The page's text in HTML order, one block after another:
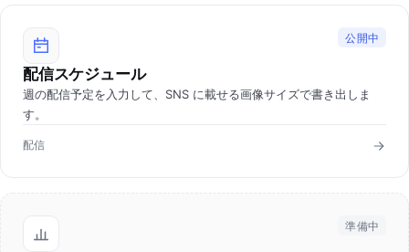
公開中
配信スケジュール
週の配信予定を入力して、SNS に載せる画像サイズで書き出しま
す。
配信
準備中